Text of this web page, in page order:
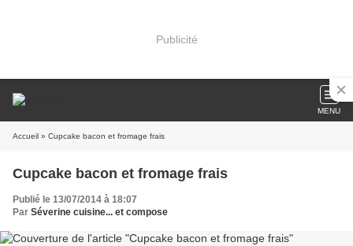
Publicité
MENU
Accueil » Cupcake bacon et fromage frais
Cupcake bacon et fromage frais
Publié le 13/07/2014 à 18:07
Par Séverine cuisine... et compose